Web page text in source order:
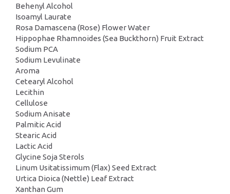
Behenyl Alcohol
Isoamyl Laurate
Rosa Damascena (Rose) Flower Water
Hippophae Rhamnoides (Sea Buckthorn) Fruit Extract
Sodium PCA
Sodium Levulinate
Aroma
Cetearyl Alcohol
Lecithin
Cellulose
Sodium Anisate
Palmitic Acid
Stearic Acid
Lactic Acid
Glycine Soja Sterols
Linum Usitatissimum (Flax) Seed Extract
Urtica Dioica (Nettle) Leaf Extract
Xanthan Gum